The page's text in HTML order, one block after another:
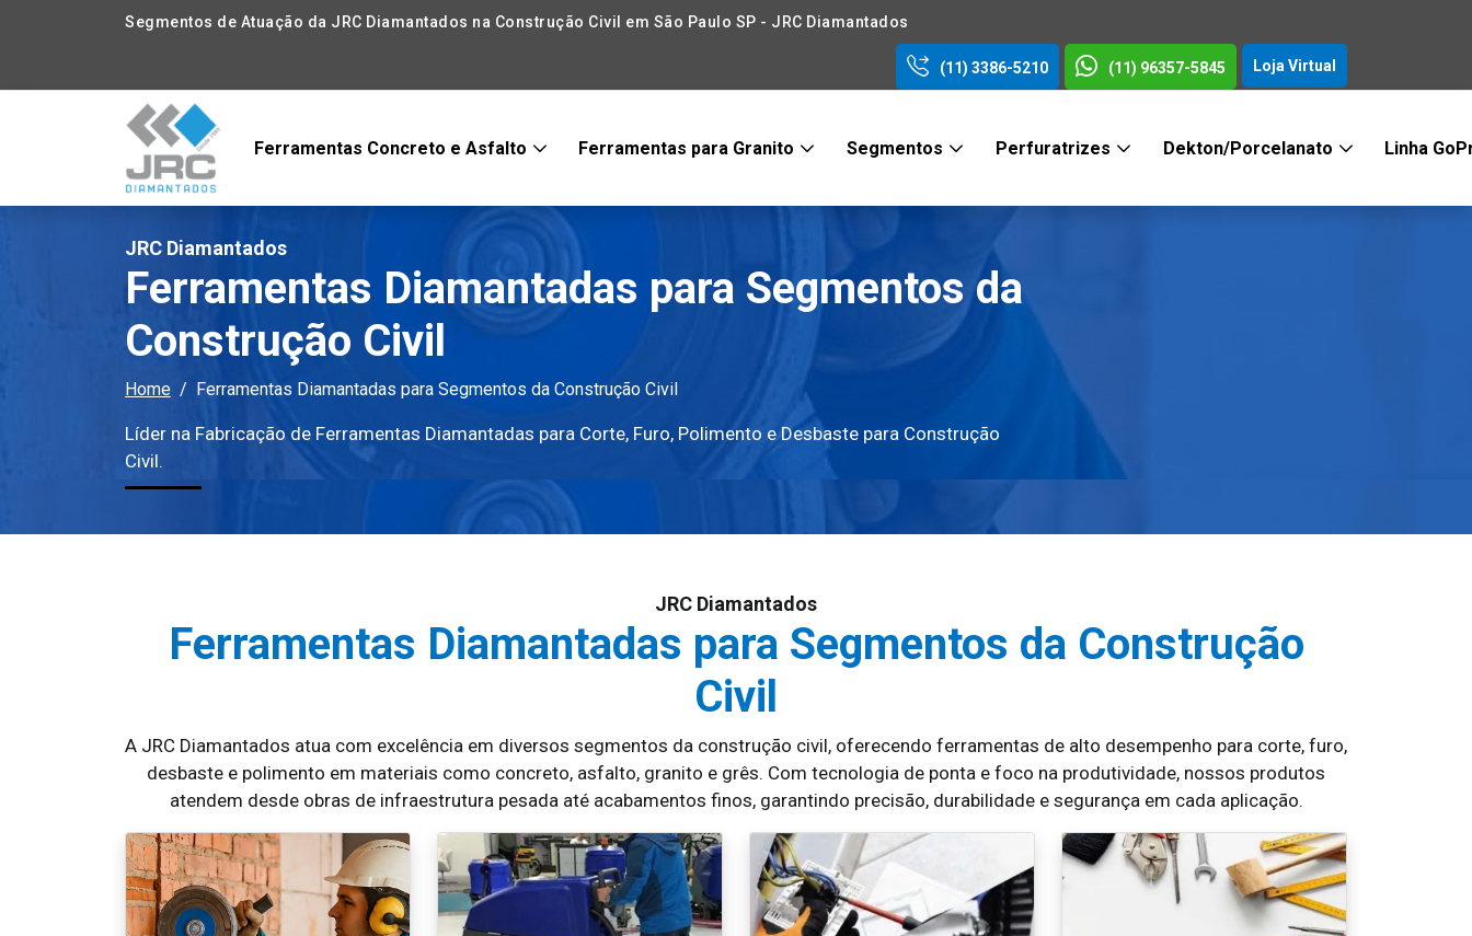
Segmentos de Atuação da JRC Diamantados na Construção Civil em São Paulo SP - JRC Diamantados
(11) 3386-5210 (11) 96357-5845 Loja Virtual
Ferramentas Concreto e Asfalto Ferramentas para Granito Segmentos Perfuratrizes Dekton/Porcelanato Linha
JRC Diamantados
Ferramentas Diamantadas para Segmentos da
Construção Civil
Home Ferramentas Diamantadas para Segmentos da Construção Civil
Líder na Fabricação de Ferramentas Diamantadas para Corte, Furo, Polimento e Desbaste para Construção
Civil.
JRC Diamantados
Ferramentas Diamantadas para Segmentos da Construção
Civil
A JRC Diamantados atua com excelência em diversos segmentos da construção civil, oferecendo ferramentas de alto desempenho para corte, furo,
desbaste e polimento em materiais como concreto, asfalto, granito e grês. Com tecnologia de ponta e foco na produtividade, nossos produtos
atendem desde obras de infraestrutura pesada até acabamentos finos, garantindo precisão, durabilidade e segurança em cada aplicação.